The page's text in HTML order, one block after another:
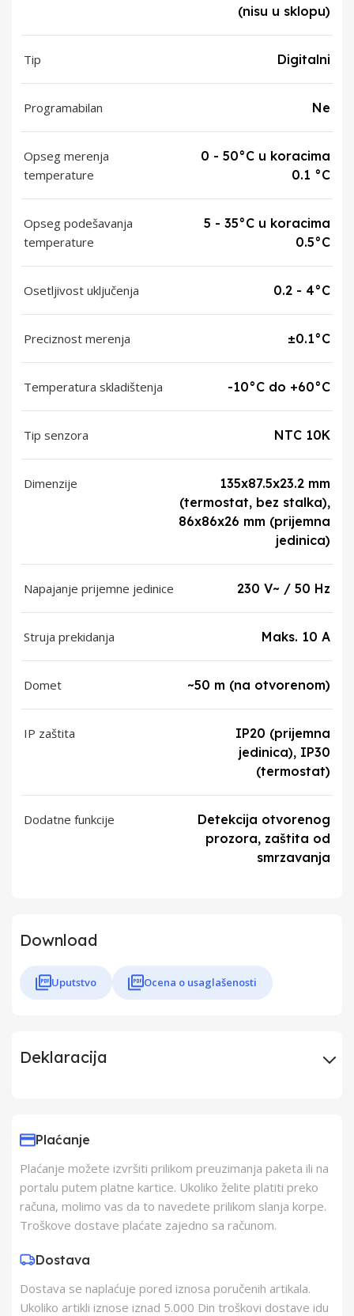
(nisu u sklopu)
Tip Digitalni
Programabilan Ne
Opseg merenja
temperature
0 - 50°C u koracima
0.1 °C
Opseg podešavanja
temperature
5 - 35°C u koracima
0.5°C
Osetljivost uključenja 0.2 - 4°C
Preciznost merenja ±0.1°C
Temperatura skladištenja -10°C do +60°C
Tip senzora NTC 10K
Dimenzije
135x87.5x23.2 mm
(termostat, bez stalka),
86x86x26 mm (prijemna
jedinica)
Napajanje prijemne jedinice 230 V~ / 50 Hz
Struja prekidanja Maks. 10 A
Domet ~50 m (na otvorenom)
IP zaštita
IP20 (prijemna
jedinica), IP30
(termostat)
Dodatne funkcije
Detekcija otvorenog
prozora, zaštita od
smrzavanja
Download
Uputstvo Ocena o usaglašenosti
Deklaracija
Proizvođač ELEMENTA d.o.o.
Zemlja Porekla
Zemlja Uvoza
Plaćanje
Plaćanje možete izvršiti prilikom preuzimanja paketa ili na
portalu putem platne kartice. Ukoliko želite platiti preko
računa, molimo vas da to navedete prilikom slanja korpe.
Troškove dostave plaćate zajedno sa računom.
Dostava
Dostava se naplaćuje pored iznosa poručenih artikala.
Ukoliko artikli iznose iznad 5.000 Din troškovi dostave idu